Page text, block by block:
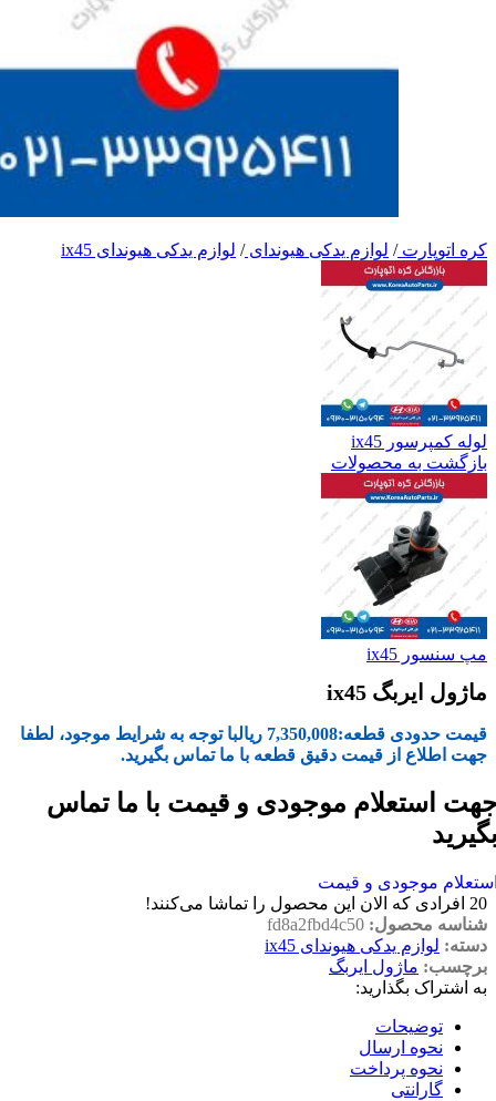
کره اتوپارت/ لوازم یدکی هیوندای/ لوازم یدکی هیوندای ix45
لوله کمپرسور ix45
بازگشت به محصولات
مپ سنسور ix45
ماژول ایربگ ix45
قیمت حدودی قطعه:7,350,008 ریالبا توجه به شرایط موجود، لطفا
جهت اطلاع از قیمت دقیق قطعه با ما تماس بگیرید.
استعلام موجودی و قیمت با ما تماس
موجودی و قیمت
20 افرادی که الان این محصول را تماشا می‌کنند!
شناسه محصول: fd8a2fbd4c50
دسته: لوازم یدکی هیوندای ix45
برچسب: ماژول ایربگ
به اشتراک بگذارید:
توضیحات
نحوه ارسال
نحوه پرداخت
گارانتی